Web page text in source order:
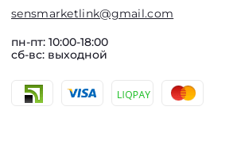
sensmarketlink@gmail.com
пн-пт: 10:00-18:00
сб-вс: выходной